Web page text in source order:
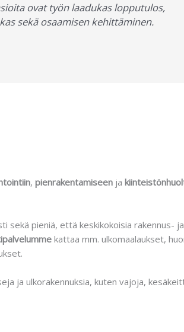
ovat työn laadukas lopputulos,
sekä osaamisen kehittäminen.
, pienrakentamiseen ja
sekä pieniä, että keskikokoisia rakennus- ja
kattaa mm. ulkomaalaukset,
ja ulkorakennuksia, kuten vajoja,